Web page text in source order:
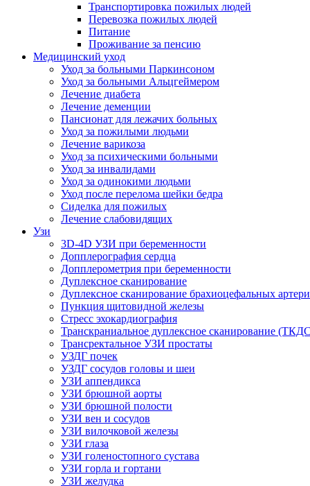
Транспортировка пожилых людей
Перевозка пожилых людей
Питание
Проживание за пенсию
Медицинский уход
Уход за больными Паркинсоном
Уход за больными Альцгеймером
Лечение диабета
Лечение деменции
Пансионат для лежачих больных
Уход за пожилыми людьми
Лечение варикоза
Уход за психическими больными
Уход за инвалидами
Уход за одинокими людьми
Уход после перелома шейки бедра
Сиделка для пожилых
Лечение слабовидящих
Узи
3D-4D УЗИ при беременности
Допплерография сердца
Допплерометрия при беременности
Дуплексное сканирование
Дуплексное сканирование брахиоцефальных
Пункция щитовидной железы
Стресс эхокардиография
Транскраниальное дуплексное сканирование
Трансректальное УЗИ простаты
УЗДГ почек
УЗДГ сосудов головы и шеи
УЗИ аппендикса
УЗИ брюшной аорты
УЗИ брюшной полости
УЗИ вен и сосудов
УЗИ вилочковой железы
УЗИ глаза
УЗИ голеностопного сустава
УЗИ горла и гортани
УЗИ желудка